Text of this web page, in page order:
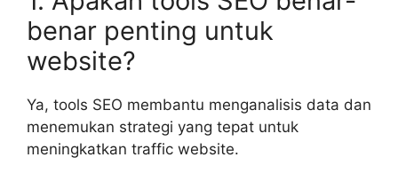
benar penting untuk
website?
Ya, tools SEO membantu menganalisis data dan
menemukan strategi yang tepat untuk
meningkatkan traffic website.